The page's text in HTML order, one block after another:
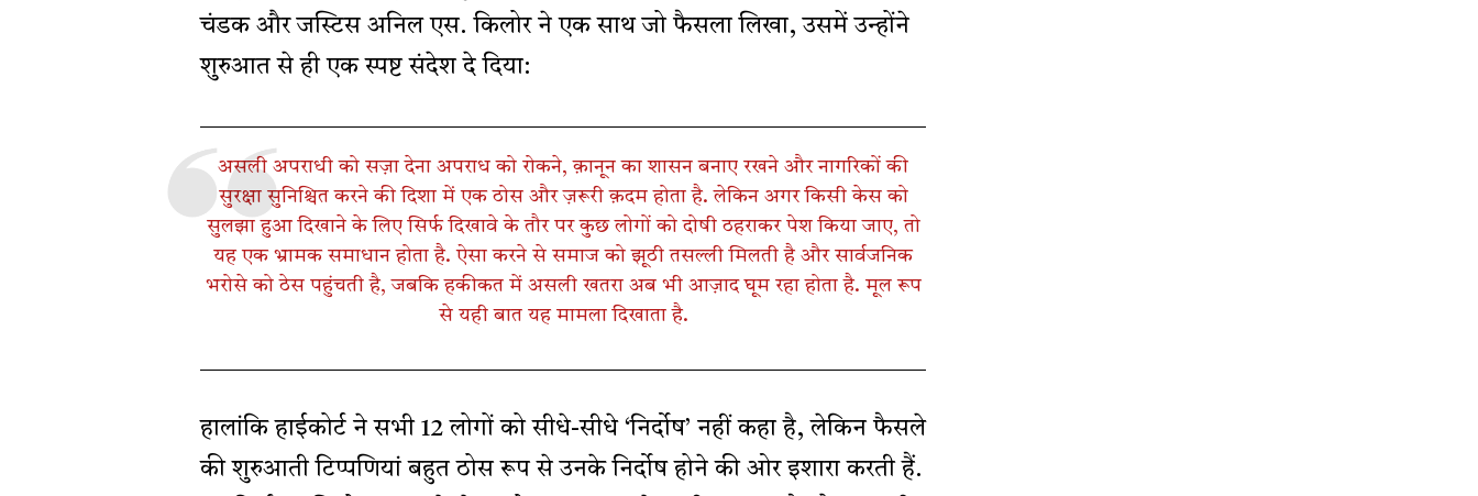
चंडक और जस्टिस अनिल एस. किलोर ने एक साथ जो फैसला लिखा, उसमें उन्होंने
शुरुआत से ही एक स्पष्ट संदेश दे दिया:
असली अपराधी को सज़ा देना अपराध को रोकने, क़ानून का शासन बनाए रखने और नागरिकों की
सुरक्षा सुनिश्चित करने की दिशा में एक ठोस और ज़रूरी क़दम होता है. लेकिन अगर किसी केस को
सुलझा हुआ दिखाने के लिए सिर्फ दिखावे के तौर पर कुछ लोगों को दोषी ठहराकर पेश किया जाए, तो
यह एक भ्रामक समाधान होता है. ऐसा करने से समाज को झूठी तसल्ली मिलती है और सार्वजनिक
भरोसे को ठेस पहुंचती है, जबकि हकीकत में असली खतरा अब भी आज़ाद घूम रहा होता है. मूल रूप
से यही बात यह मामला दिखाता है.
हालांकि हाईकोर्ट ने सभी 12 लोगों को सीधे-सीधे ‘निर्दोष’ नहीं कहा है, लेकिन फैसले
की शुरुआती टिप्पणियां बहुत ठोस रूप से उनके निर्दोष होने की ओर इशारा करती हैं.